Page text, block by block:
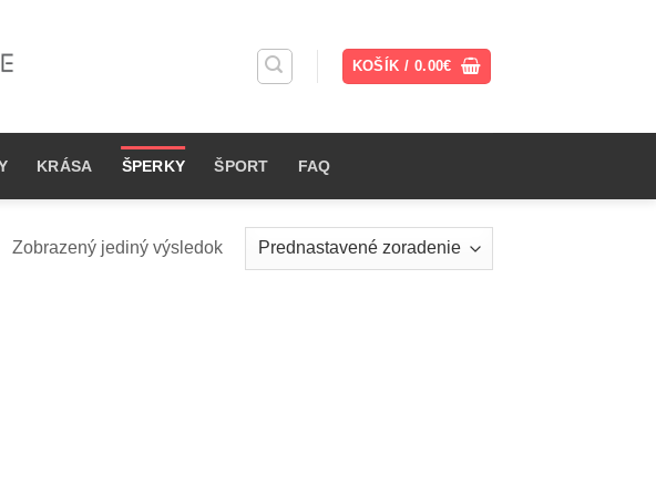
KOŠÍK / 0.00€
KRÁSA ŠPERKY ŠPORT FAQ
Zobrazený jediný výsledok